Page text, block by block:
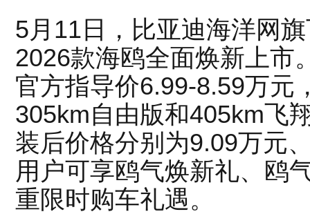
5月11日，比亚迪海洋网
2026款海鸥全面焕新上市
官方指导价6.99-8.59万元
305km自由版和405km飞
装后价格分别为9.09万元
用户可享鸥气焕新礼、鸥
重限时购车礼遇。